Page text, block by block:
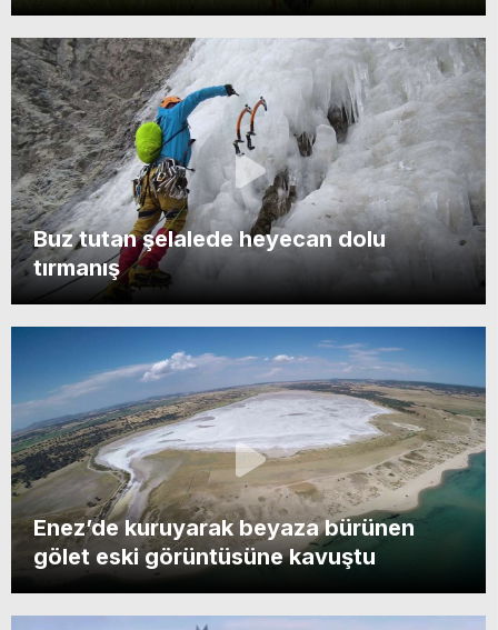
Buz tutan şelalede heyecan dolu
tırmanış
Enez’de kuruyarak beyaza bürünen
gölet eski görüntüsüne kavuştu